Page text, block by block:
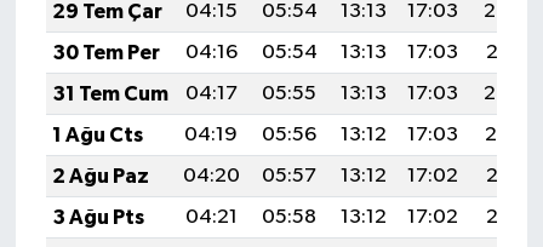
29 Tem Çar
04:15 05:54 13:13 17:03
20:22
30 Tem Per
04:16 05:54 13:13 17:03
20:21
31 Tem Cum
04:17 05:55 13:13 17:03
20:20
1 Ağu Cts
04:19 05:56 13:12 17:03
20:19
2 Ağu Paz
04:20 05:57 13:12 17:02
20:18
3 Ağu Pts
04:21 05:58 13:12 17:02
20:17